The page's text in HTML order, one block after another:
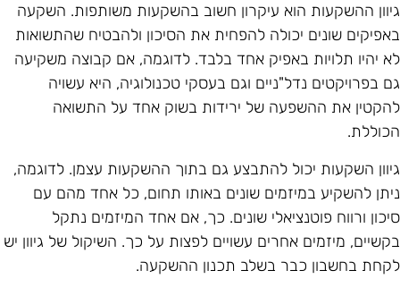
ההשקעות הוא עיקרון חשוב בהשקעות משותפות. השקעה
שונים יכולה להפחית את הסיכון ולהבטיח שהתשואות
יהיו תלויות באפיק אחד בלבד. לדוגמה, אם קבוצה משקיעה
בפרויקטים נדל"ניים וגם בעסקי טכנולוגיה, היא עשויה
את ההשפעה של ירידות בשוק אחד על התשואה
השקעות יכול להתבצע גם בתוך ההשקעות עצמן. לדוגמה,
להשקיע במיזמים שונים באותו תחום, כל אחד מהם עם
ורווח פוטנציאלי שונים. כך, אם אחד המיזמים נתקל
מיזמים אחרים עשויים לפצות על כך. השיקול של גיוון יש
בחשבון כבר בשלב תכנון ההשקעה.